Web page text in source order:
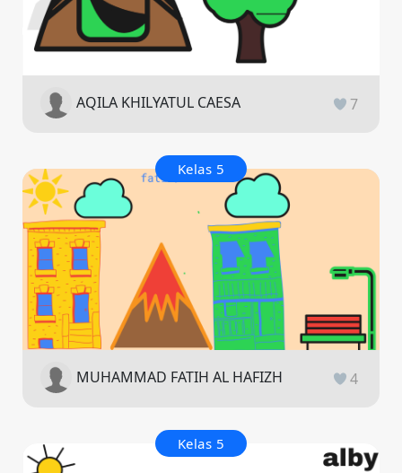
AQILA KHILYATUL CAESA 7
Kelas 5
MUHAMMAD FATIH AL HAFIZH 4
Kelas 5